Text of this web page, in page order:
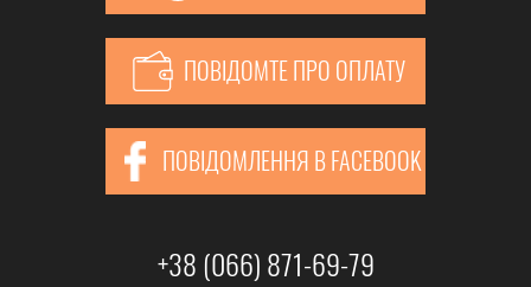
ПОВІДОМТЕ ПРО ОПЛАТУ
ПОВІДОМЛЕННЯ В FACEBOOK
+38 (066) 871-69-79